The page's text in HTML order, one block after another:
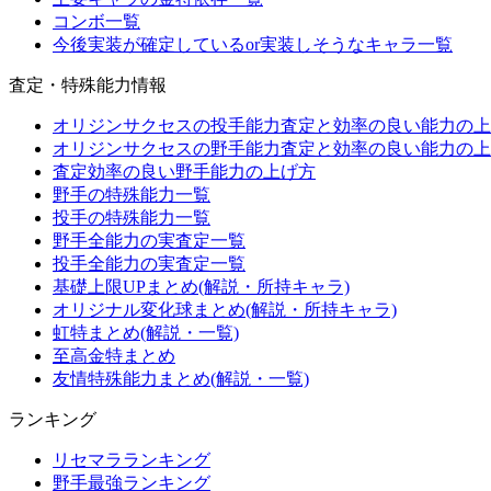
コンボ一覧
今後実装が確定しているor実装しそうなキャラ一覧
査定・特殊能力情報
オリジンサクセスの投手能力査定と効率の良い能力の
オリジンサクセスの野手能力査定と効率の良い能力の
査定効率の良い野手能力の上げ方
野手の特殊能力一覧
投手の特殊能力一覧
野手全能力の実査定一覧
投手全能力の実査定一覧
基礎上限UPまとめ(解説・所持キャラ)
オリジナル変化球まとめ(解説・所持キャラ)
虹特まとめ(解説・一覧)
至高金特まとめ
友情特殊能力まとめ(解説・一覧)
ランキング
リセマラランキング
野手最強ランキング